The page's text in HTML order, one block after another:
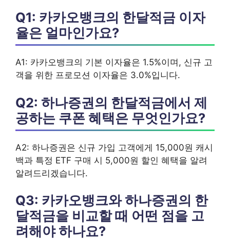
Q1: 카카오뱅크의 한달적금 이자
율은 얼마인가요?
A1: 카카오뱅크의 기본 이자율은 1.5%이며, 신규 고
객을 위한 프로모션 이자율은 3.0%입니다.
Q2: 하나증권의 한달적금에서 제
공하는 쿠폰 혜택은 무엇인가요?
A2: 하나증권은 신규 가입 고객에게 15,000원 캐시
백과 특정 ETF 구매 시 5,000원 할인 혜택을 알려
알려드리겠습니다.
Q3: 카카오뱅크와 하나증권의 한
달적금을 비교할 때 어떤 점을 고
려해야 하나요?